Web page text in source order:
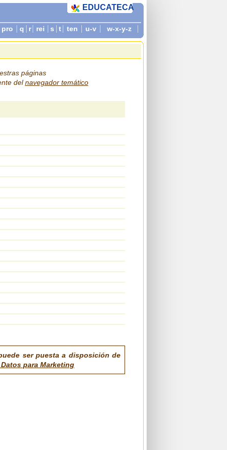
pro q r rei s t ten u-v w-x-y-z
EDUCATECA
páginas
delnavegador temático
ser puesta a disposición de
para Marketing